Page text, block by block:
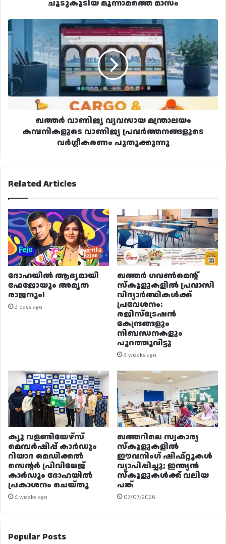
ചൂടുകൂടിയ മൂന്നാമത്തെ മാസം
ഖത്തർ
വാണിജ്യ
വ്യവസായ
മന്ത്രാലയം
കമ്പനികളുടെ
വാണിജ്യ
പ്രവർത്തനങ്ങളുടെ
വർഗ്ഗീകരണം
പുതുക്കുന്നു
ഖത്തർ വാണിജ്യ വ്യവസായ മന്ത്രാലയം
കമ്പനികളുടെ വാണിജ്യ പ്രവർത്തനങ്ങളുടെ
വർഗ്ഗീകരണം പുതുക്കുന്നു
Related Articles
ദോഹയിൽ ആദ്യമായി
ഫേജോയും അമൃത
രാജനും!
2 days ago
ഖത്തർ ഗവൺമെന്റ്
സ്കൂളുകളിൽ പ്രവാസി
വിദ്യാർത്ഥികൾക്ക്
പ്രവേശനം:
രജിസ്ട്രേഷൻ
കേന്ദ്രങ്ങളും
നിബന്ധനകളും
പുറത്തുവിട്ടു
4 weeks ago
ക്യു വളണ്ടിയേഴ്‌സ്
മെമ്പർഷിപ്പ് കാർഡും
റിയാദ മെഡിക്കൽ
സെന്റർ പ്രിവിലേജ്
കാർഡും ദോഹയിൽ
പ്രകാശനം ചെയ്തു
4 weeks ago
ഖത്തറിലെ സ്വകാര്യ
സ്കൂളുകളിൽ
ഈവനിംഗ് ഷിഫ്റ്റുകൾ
വ്യാപിപ്പിച്ചു; ഇന്ത്യൻ
സ്കൂളുകൾക്ക് വലിയ
പങ്ക്
07/07/2026
Popular Posts